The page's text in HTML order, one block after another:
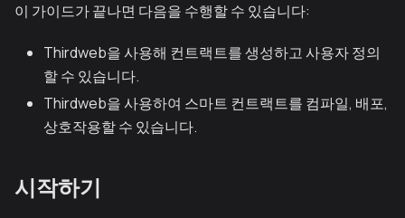
이 가이드가 끝나면 다음을 수행할 수 있습니다:
Thirdweb을 사용해 컨트랙트를 생성하고 사용자 정의
할 수 있습니다.
Thirdweb을 사용하여 스마트 컨트랙트를 컴파일, 배포,
상호작용할 수 있습니다.
시작하기